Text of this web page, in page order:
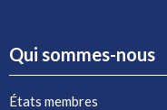
Qui sommes-nous
États membres